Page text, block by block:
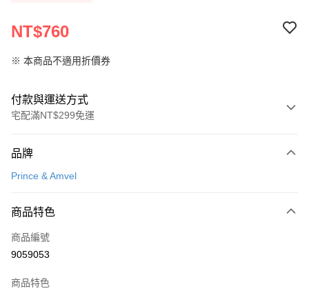
NT$760
※ 本商品不適用折價券
付款與運送方式
宅配滿NT$299免運
信用卡一次付款
Apple Pay
悠遊付
全盈+PAY
品牌
Prince & Amvel
商品特色
商品編號
9059053
商品特色